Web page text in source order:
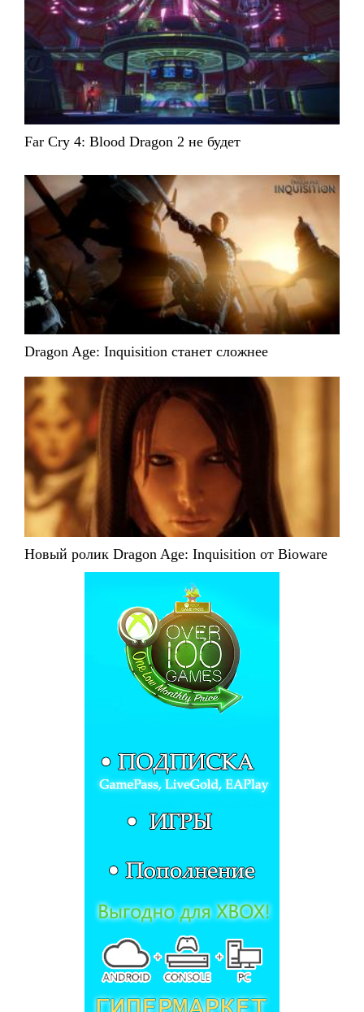
Far Cry 4: Blood Dragon 2 не будет
Dragon Age: Inquisition станет сложнее
Новый ролик Dragon Age: Inquisition от Bioware